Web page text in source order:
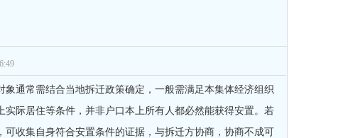
象通常需结合当地拆迁政策确定，一般需满足本集体经济组织
实际居住等条件，并非户口本上所有人都必然能获得安置。若
可收集自身符合安置条件的证据，与拆迁方协商，协商不成可